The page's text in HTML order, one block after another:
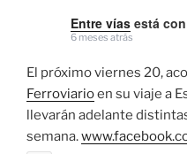
Entre vías está
6 meses atrás
El próximo viernes 20,
Ferroviarioen su viaje a
llevarán adelante
semana.